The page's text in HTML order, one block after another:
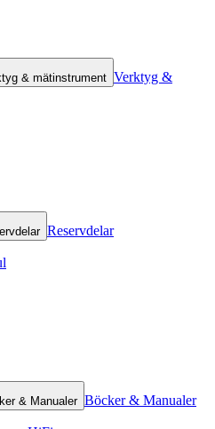
& mätinstrument Verktyg &
Reservdelar
& Manualer Böcker & Manualer